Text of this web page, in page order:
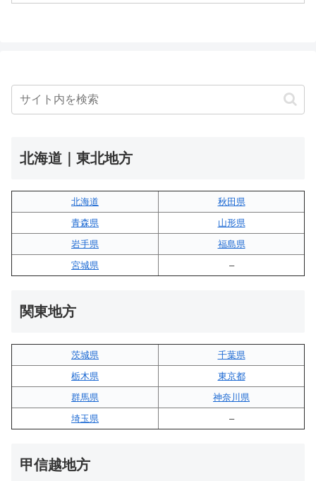
北海道｜東北地方
北海道
秋田県
青森県
山形県
岩手県
福島県
宮城県
–
関東地方
茨城県
千葉県
栃木県
東京都
群馬県
神奈川県
埼玉県
–
甲信越地方